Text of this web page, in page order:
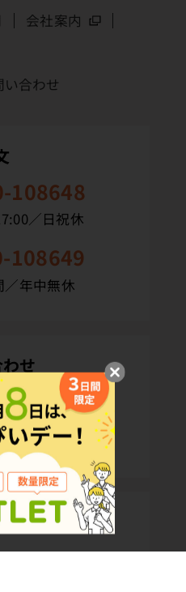
会社案内
い合わせ
108648
／日祝休
108649
／年中無休
せ
スデスク
／土日祝休